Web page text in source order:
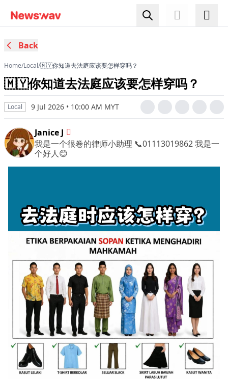
Back
Home/Local/🇲🇾你知道去法庭应该要怎样穿吗？
🇲🇾你知道去法庭应该要怎样穿吗？
Local 9 Jul 2026 • 10:00 AM MYT
Janice J
我是一个很卷的律师小助理 📞01113019862 我是一
个好人😊